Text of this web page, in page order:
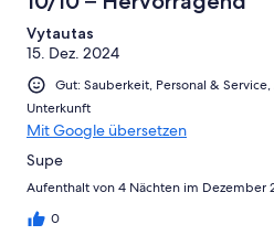
Okay
Schlecht
von
Ungenügend
Vytautas
15. Dez. 2024
Gut: Sauberkeit, Personal &
Unterkunft
Mit Google übersetzen
Supe
Aufenthalt von 4 Nächten im Dezember
0